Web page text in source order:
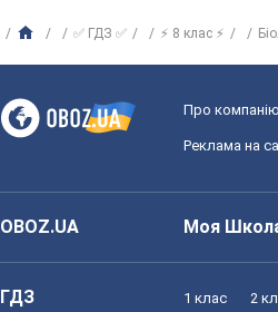
✅ ГДЗ ✅ ⚡ 8 клас ⚡
Про компанію
Реклама на
OBOZ.UA Моя
ГДЗ 1 клас 2